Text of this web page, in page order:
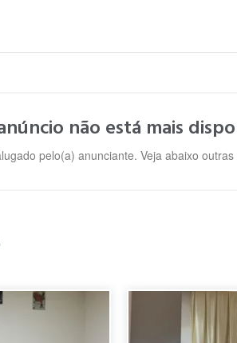
não está mais
pelo(a) anunciante. Veja abaixo